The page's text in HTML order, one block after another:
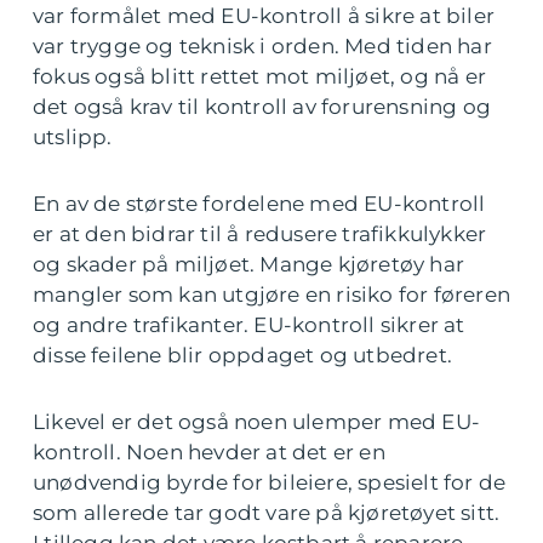
var formålet med EU-kontroll å sikre at biler
var trygge og teknisk i orden. Med tiden har
fokus også blitt rettet mot miljøet, og nå er
det også krav til kontroll av forurensning og
utslipp.
En av de største fordelene med EU-kontroll
er at den bidrar til å redusere trafikkulykker
og skader på miljøet. Mange kjøretøy har
mangler som kan utgjøre en risiko for føreren
og andre trafikanter. EU-kontroll sikrer at
disse feilene blir oppdaget og utbedret.
Likevel er det også noen ulemper med EU-
kontroll. Noen hevder at det er en
unødvendig byrde for bileiere, spesielt for de
som allerede tar godt vare på kjøretøyet sitt.